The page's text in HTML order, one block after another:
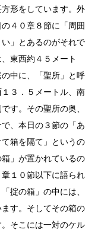
形をしています。外
４０章８節に「周囲
」とあるのがそれで
東西約４５メート
中に、「聖所」と呼
３．５メートル、南
す。その聖所の奥、
、本日の３節の「あ
箱を隔て」というの
」が置かれているの
１０節以下に語られ
掟の箱」の中には、
す。そしてその箱の
そこには一対のケル